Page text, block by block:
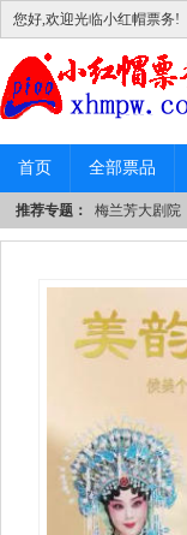
您好,欢迎光临小红帽票务!
首页 全部票品
推荐专题： 梅兰芳大剧院